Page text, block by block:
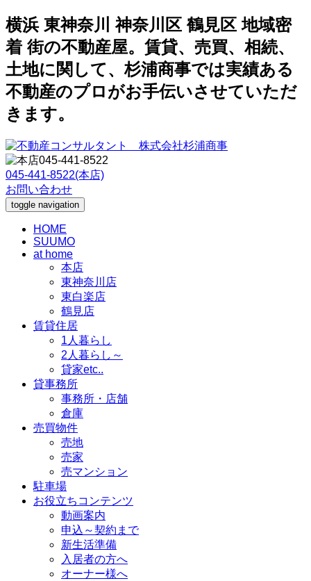
横浜 東神奈川 神奈川区 鶴見区 地域密
着 街の不動産屋。賃貸、売買、相続、
土地に関して、杉浦商事では実績ある
不動産のプロがお手伝いさせていただ
きます。
045-441-8522(本店)
お問い合わせ
toggle navigation
HOME
SUUMO
at home
本店
東神奈川店
東白楽店
鶴見店
賃貸住居
1人暮らし
2人暮らし～
貸家etc..
貸事務所
事務所・店舗
倉庫
売買物件
売地
売家
売マンション
駐車場
お役立ちコンテンツ
動画案内
申込～契約まで
新生活準備
入居者の方へ
オーナー様へ